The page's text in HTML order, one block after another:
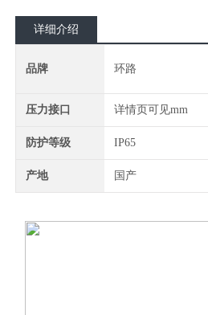
详细介绍
品牌 环路
压力接口 详情页可见mm
防护等级 IP65
产地 国产